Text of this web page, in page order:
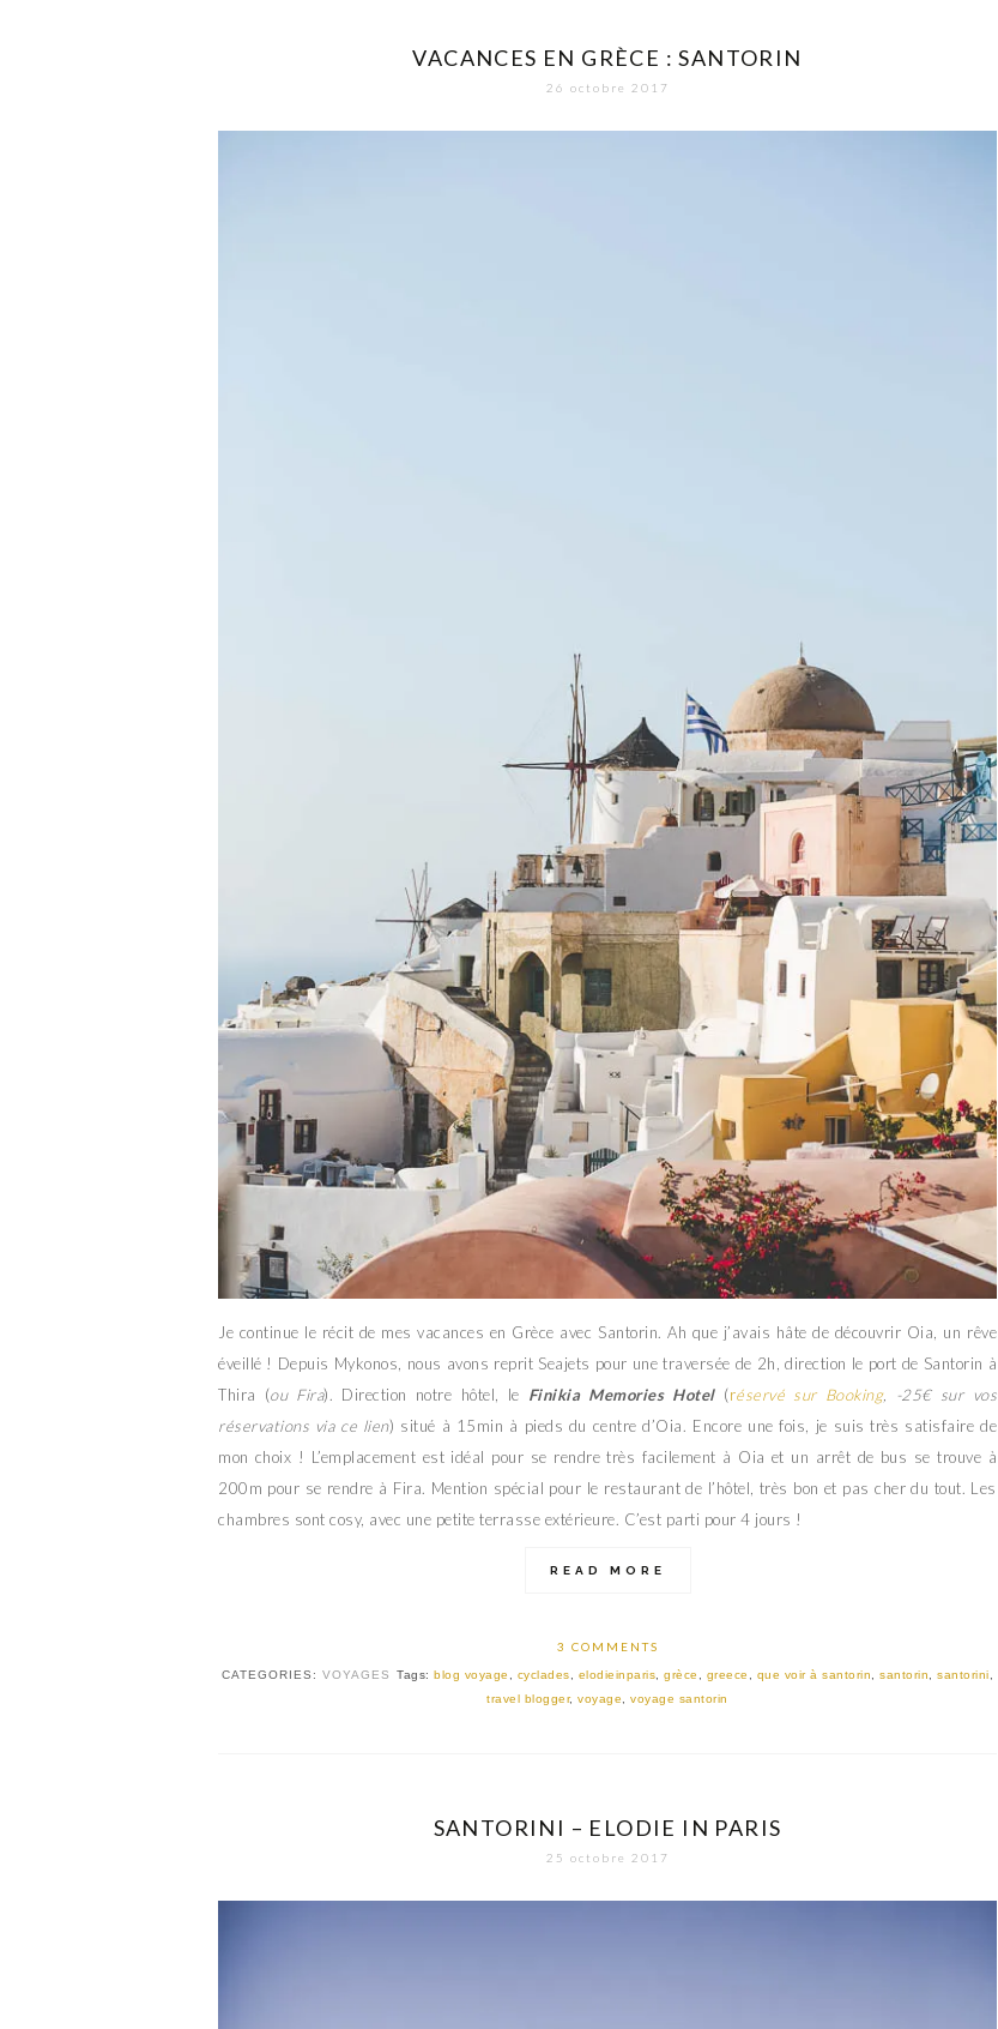
VACANCES EN GRÈCE : SANTORIN
26 octobre 2017
Je continue le récit de mes vacances en Grèce avec Santorin. Ah que j’avais hâte de découvrir Oia, un rêve
éveillé ! Depuis Mykonos, nous avons reprit Seajets pour une traversée de 2h, direction le port de Santorin à
Thira (ou Fira). Direction notre hôtel, le Finikia Memories Hotel(réservé sur Booking, -25€ sur vos
réservations via ce lien) situé à 15min à pieds du centre d’Oia. Encore une fois, je suis très satisfaire de
mon choix ! L’emplacement est idéal pour se rendre très facilement à Oia et un arrêt de bus se trouve à
200m pour se rendre à Fira. Mention spécial pour le restaurant de l’hôtel, très bon et pas cher du tout. Les
chambres sont cosy, avec une petite terrasse extérieure. C’est parti pour 4 jours !
READ MORE
3 COMMENTS
CATEGORIES: VOYAGES Tags: blog voyage , cyclades, elodieinparis, grèce , greece , que voir à santorin, santorin, santorini,
travel blogger,voyage,voyage santorin
SANTORINI – ELODIE IN PARIS
25 octobre 2017